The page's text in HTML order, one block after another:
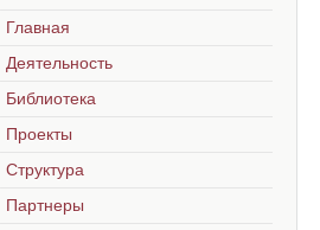
Главная
Деятельность
Библиотека
Проекты
Структура
Партнеры